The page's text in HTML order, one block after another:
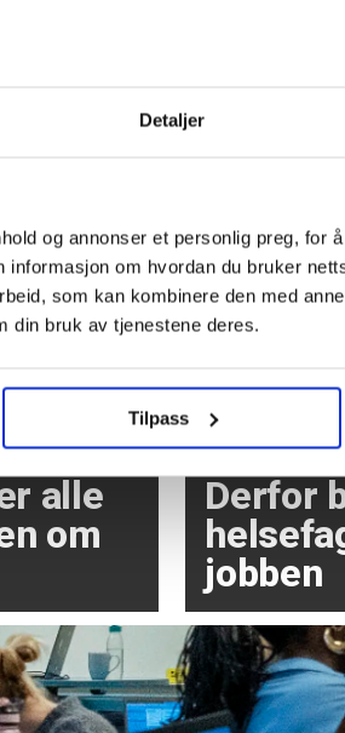
Detaljer
og annonser et personlig preg, for
om hvordan du bruker
som kan kombinere den med
din bruk av tjenestene deres.
Tilpass
alle
om
Derfor
jobben